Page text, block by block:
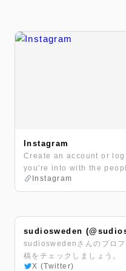
Instagram
Create an account or
you're into with the
Instagram
sudiosweden
sudioswedenさんのプロ
稿をチェックしましょう。
X (Twitter)